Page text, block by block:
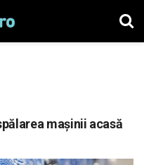
mașinii acasă